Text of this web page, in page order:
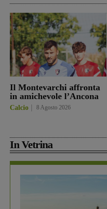
Il Montevarchi affronta
in amichevole l’Ancona
Calcio 8 Agosto 2026
In Vetrina